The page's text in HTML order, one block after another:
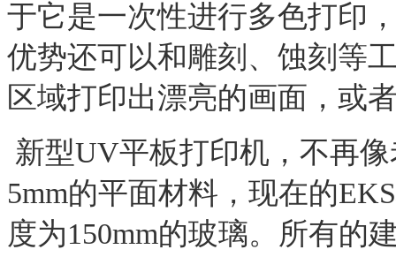
于它是一次性进行多色打印
优势还可以和雕刻、蚀刻等
区域打印出漂亮的画面，或
新型UV平板打印机，不再
5mm的平面材料，现在的EKS
度为150mm的玻璃。所有的